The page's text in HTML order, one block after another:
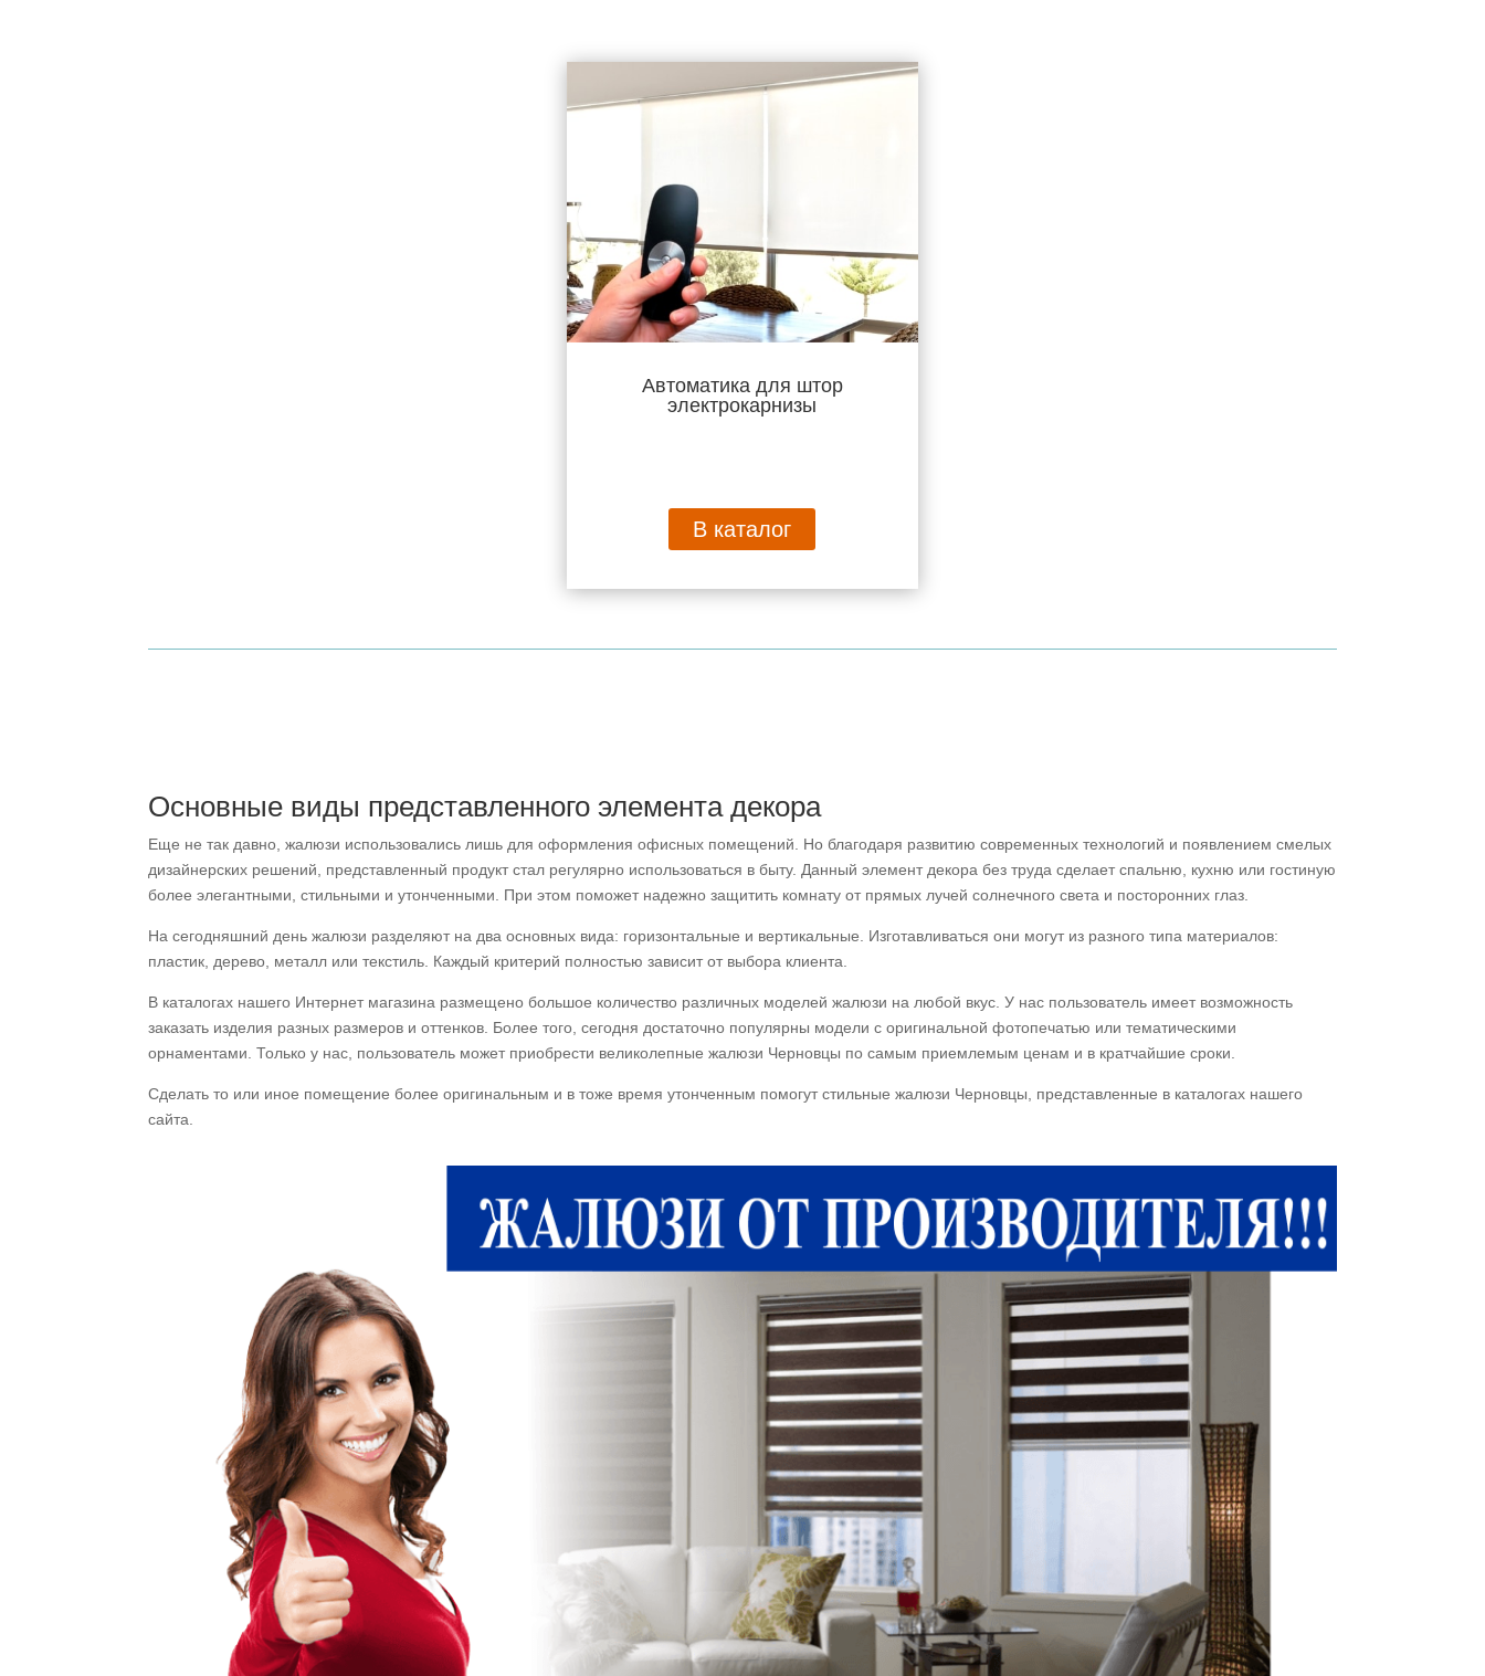
Автоматика для штор
электрокарнизы
В каталог
Основные виды представленного элемента декора
Еще не так давно, жалюзи использовались лишь для оформления офисных помещений. Но благодаря развитию современных технологий и появлением смелых
дизайнерских решений, представленный продукт стал регулярно использоваться в быту. Данный элемент декора без труда сделает спальню, кухню или гостиную
более элегантными, стильными и утонченными. При этом поможет надежно защитить комнату от прямых лучей солнечного света и посторонних глаз.
На сегодняшний день жалюзи разделяют на два основных вида: горизонтальные и вертикальные. Изготавливаться они могут из разного типа материалов:
пластик, дерево, металл или текстиль. Каждый критерий полностью зависит от выбора клиента.
В каталогах нашего Интернет магазина размещено большое количество различных моделей жалюзи на любой вкус. У нас пользователь имеет возможность
заказать изделия разных размеров и оттенков. Более того, сегодня достаточно популярны модели с оригинальной фотопечатью или тематическими
орнаментами. Только у нас, пользователь может приобрести великолепные жалюзи Черновцы по самым приемлемым ценам и в кратчайшие сроки.
Сделать то или иное помещение более оригинальным и в тоже время утонченным помогут стильные жалюзи Черновцы, представленные в каталогах нашего
сайта.